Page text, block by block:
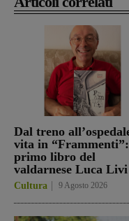
Dal treno
vita in
primo libro del
valdarnese Luca Livi
Cultura 9 Agosto 2026